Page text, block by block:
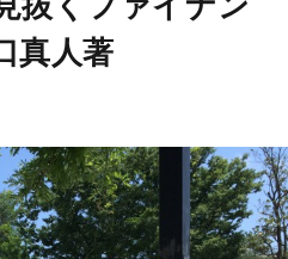
ー
ル
HP
マ
ガ
筆
セ
ミ
真人著